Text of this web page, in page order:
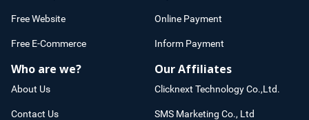
Free Website
Free E-Commerce
Online Payment
Inform Payment
Who are we?
About Us
Contact Us
Our Affiliates
Clicknext Technology Co.,Ltd.
SMS Marketing Co., Ltd